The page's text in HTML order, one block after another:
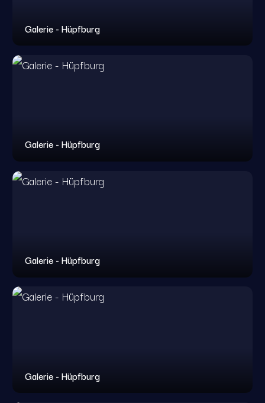
Galerie - Hüpfburg
Galerie - Hüpfburg
Galerie - Hüpfburg
Galerie - Hüpfburg